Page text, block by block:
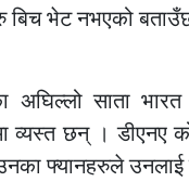
बिच भेट नभएको
अघिल्लो साता
व्यस्त छन् । डीएनए
फ्यानहरुले